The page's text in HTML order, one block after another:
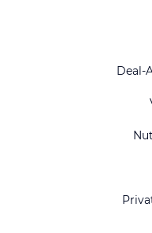
Deal-